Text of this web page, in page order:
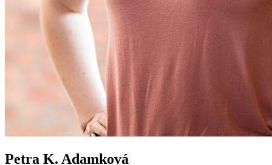
Petra K. Adamková